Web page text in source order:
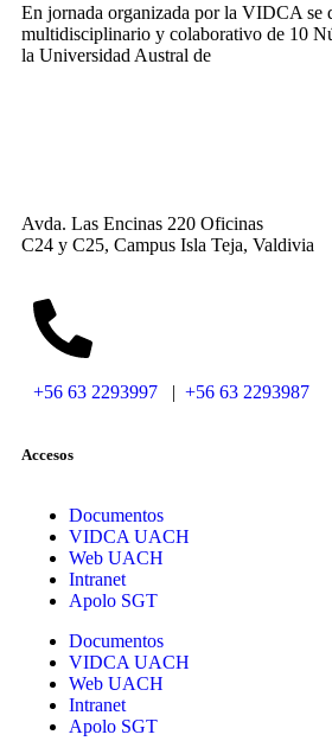
En jornada organizada por la VIDCA se
multidisciplinario y colaborativo de 10
la Universidad Austral de
Avda. Las Encinas 220 Oficinas
C24 y C25, Campus Isla Teja, Valdivia
+56 63 2293997 | +56 63 2293987
Accesos
Documentos
VIDCA UACH
Web UACH
Intranet
Apolo SGT
Documentos
VIDCA UACH
Web UACH
Intranet
Apolo SGT